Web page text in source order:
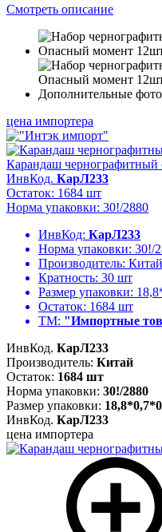
Смотреть описание
цена импортера
Карандаш чернографитный
ИнвКод. КарЛ233
Остаток: 1684 шт
Норма упаковки: 30!/2880
ИнвКод: КарЛ233
Норма упаковки: 30!/
Производитель: Китай
Кратность: 30 шт
Размер упаковки:
Остаток: 1684 шт
ТМ: "Импортные
ИнвКод. КарЛ233
Производитель: Китай
Остаток: 1684 шт
Норма упаковки: 30!/2880
Размер упаковки:
ИнвКод. КарЛ233
цена импортера